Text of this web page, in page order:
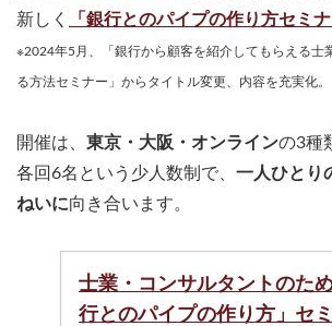
新しく
「銀行とのパイプの作り方セミナ
※2024年5月、「銀行から顧客を紹介してもらえる士
る方法セミナー」からタイトル変更、内容を充実化。
開催は、 東京・大阪・オンラインの3種
各回6名という少人数制で、 一人ひとり
ねいに向き合います。
士業・コンサルタントのた
行とのパイプの作り方」セ